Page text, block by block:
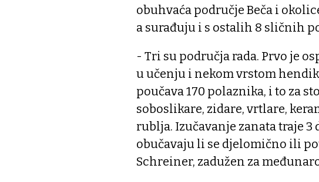
obuhvaća područje Beča i
a surađuju i s ostalih 8 sličnih
- Tri su područja rada. Prvo je
u učenju i nekom vrstom
poučava 170 polaznika, i to za
soboslikare, zidare, vrtlare,
rublja. Izučavanje zanata traje 3
obučavaju li se djelomično ili
Schreiner, zadužen za